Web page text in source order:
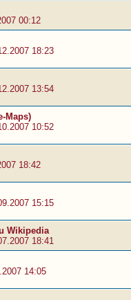
00:12
18:23
13:54
Maps)
10:52
18:42
15:15
Wikipedia
18:41
14:05